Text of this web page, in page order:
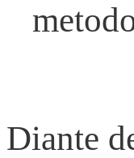
Diante